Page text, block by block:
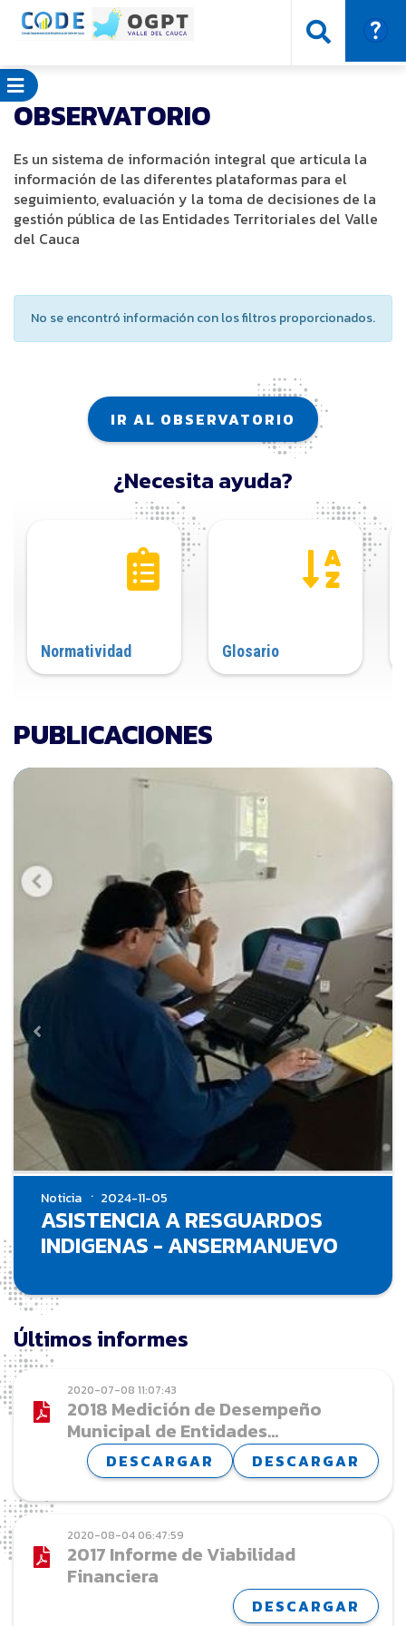
OBSERVATORIO
Es un sistema de información integral que articula la
información de las diferentes plataformas para el
seguimiento, evaluación y la toma de decisiones de la
gestión pública de las Entidades Territoriales del Valle
del Cauca
No se encontró información con los filtros proporcionados.
IR AL OBSERVATORIO
¿Necesita ayuda?
Normatividad Glosario
PUBLICACIONES
Noticia 2024-11-05
ASISTENCIA A RESGUARDOS
INDIGENAS - ANSERMANUEVO
Últimos informes
2020-07-08 11:07:43
2018 Medición de Desempeño
Municipal de Entidades
Territoriales Valle del Cauca,
Vigencia 2018
DESCARGAR
DESCARGAR
2020-08-04 06:47:59
2017 Informe de Viabilidad
Financiera
DESCARGAR